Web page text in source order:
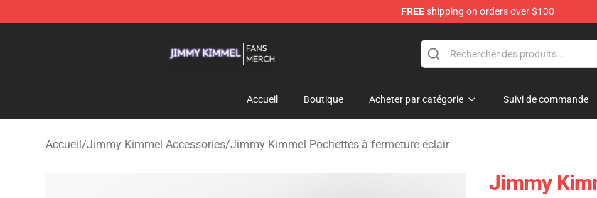
FREEshipping on orders over $100
Accueil Boutique Acheter par catégorie Suivi de commande
Accueil/Jimmy Kimmel Accessories/Jimmy Kimmel Pochettes à fermeture éclair
Jimmy